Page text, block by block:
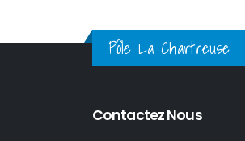
Pôle La Chartreuse
Contactez Nous